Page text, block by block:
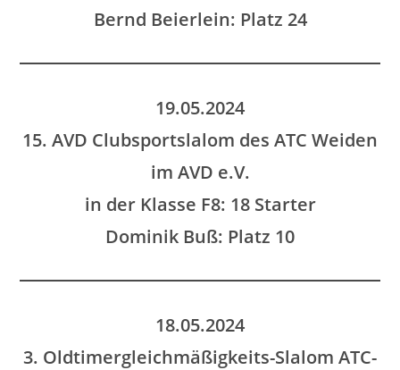
Bernd Beierlein: Platz 24
19.05.2024
15. AVD Clubsportslalom des ATC Weiden
im AVD e.V.
in der Klasse F8: 18 Starter
Dominik Buß: Platz 10
18.05.2024
3. Oldtimergleichmäßigkeits-Slalom ATC-